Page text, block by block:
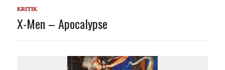
KRITIK
X-Men – Apocalypse